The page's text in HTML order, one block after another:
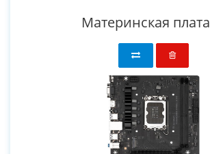
Материнская плата